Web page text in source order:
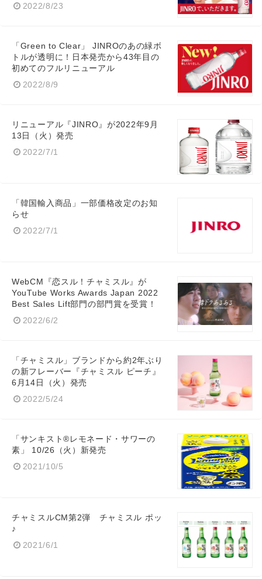
2022/8/23
「Green to Clear」 JINROのあの緑ボ
トルが透明に！日本発売から43年目の
初めてのフルリニューアル
2022/8/9
リニューアル『JINRO』が2022年9月
13日（火）発売
2022/7/1
「韓国輸入商品」一部価格改定のお知
らせ
2022/7/1
WebCM『恋スル！チャミスル』が
YouTube Works Awards Japan 2022
Best Sales Lift部門の部門賞を受賞！
2022/6/2
「チャミスル」ブランドから約2年ぶり
の新フレーバー『チャミスル ピーチ』
6月14日（火）発売
2022/5/24
「サンキスト®レモネード・サワーの
素」 10/26（火）新発売
2021/10/5
チャミスルCM第2弾 チャミスル ポッ
♪
2021/6/1
Japanese